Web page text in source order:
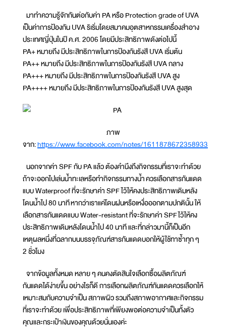
มาทำความรู้จักกันต่อกับค่า PA หรือ Protection grade of UVA
เป็นค่าการป้องกัน UVA ริเริ่มโดยสมาคมอุตสาหกรรมเครื่องสำอาง
ประเทศญี่ปุ่นในปี ค.ศ. 2006 โดยมีประสิทธิภาพดังต่อไปนี้
PA+ หมายถึง มีประสิทธิภาพในการป้องกันรังสี UVA เริ่มต้น
PA++ หมายถึง มีประสิทธิภาพในการป้องกันรังสี UVA กลาง
PA+++ หมายถึง มีประสิทธิภาพในการป้องกันรังสี UVA สูง
PA++++ หมายถึง มีประสิทธิภาพในการป้องกันรังสี UVA สูงสุด
ภาพ
จาก:https://www.facebook.com/notes/1611878672358933
นอกจากค่า SPF กับ PA แล้ว ต้องคำนึงถึงกิจกรรมที่เราจะทำด้วย
ถ้าจะออกไปเล่นน้ำทะเลหรือทำกิจกรรมทางน้ำ ควรเลือกสารกันแดด
แบบ Waterproof ที่จะรักษาค่า SPF ไว้ให้คงประสิทธิภาพเดิมหลัง
โดนน้ำไป 80 นาที หากว่าเราแค่โดนฝนหรือเหงื่อออกตามปกตินั้น ให้
เลือกสารกันแดดแบบ Water-resistant ที่จะรักษาค่า SPF ไว้ให้คง
ประสิทธิภาพเดิมหลังโดนน้ำไป 40 นาที และที่กล่าวมานี้ก็เป็นอีก
เหตุผลหนึ่งที่ฉลากบนบรรจุภัณฑ์สารกันแดดบอกให้ผู้ใช้ทาซ้ำทุก ๆ
2 ชั่วโมง
จากข้อมูลทั้งหมด หลาย ๆ คนคงตัดสินใจเลือกซื้อผลิตภัณฑ์
กันแดดได้ง่ายขึ้น อย่างไรก็ดี การเลือกผลิตภัณฑ์กันแดดควรเลือกให้
เหมาะสมกับความจำเป็น สภาพผิว รวมถึงสภาพอากาศและกิจกรรม
ที่เราจะทำด้วย เพื่อประสิทธิภาพที่เพียงพอต่อความจำเป็นทั้งตัว
คุณและกระเป๋าเงินของคุณด้วยนั่นเองค่ะ